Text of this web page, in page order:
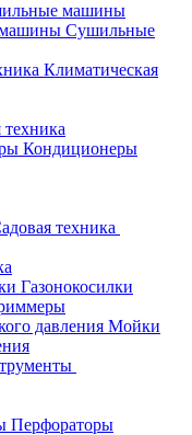
машины
Сушильные
Климатическая
Кондиционеры
техника
Газонокосилки
Мойки
Перфораторы